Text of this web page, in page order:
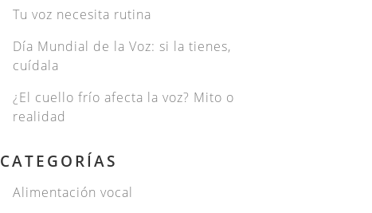
Tu voz necesita rutina
Día Mundial de la Voz: si la tienes,
cuídala
¿El cuello frío afecta la voz? Mito o
realidad
CATEGORÍAS
Alimentación vocal